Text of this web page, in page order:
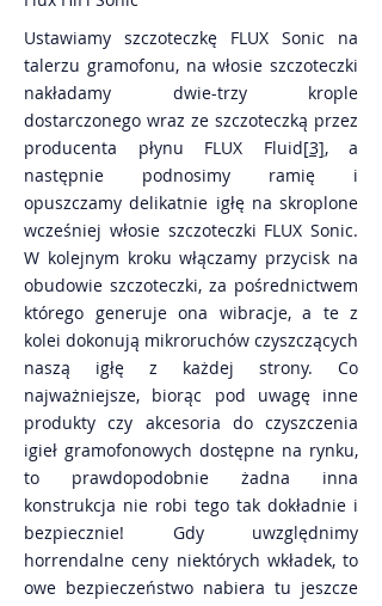
Ustawiamy szczoteczkę FLUX Sonic na
talerzu gramofonu, na włosie szczoteczki
nakładamy dwie-trzy krople
dostarczonego wraz ze szczoteczką przez
producenta płynu FLUX Fluid[3], a
następnie podnosimy ramię i
opuszczamy delikatnie igłę na skroplone
wcześniej włosie szczoteczki FLUX Sonic.
W kolejnym kroku włączamy przycisk na
obudowie szczoteczki, za pośrednictwem
którego generuje ona wibracje, a te z
kolei dokonują mikroruchów czyszczących
naszą igłę z każdej strony. Co
najważniejsze, biorąc pod uwagę inne
produkty czy akcesoria do czyszczenia
igieł gramofonowych dostępne na rynku,
to prawdopodobnie żadna inna
konstrukcja nie robi tego tak dokładnie i
bezpiecznie! Gdy uwzględnimy
horrendalne ceny niektórych wkładek, to
owe bezpieczeństwo nabiera tu jeszcze